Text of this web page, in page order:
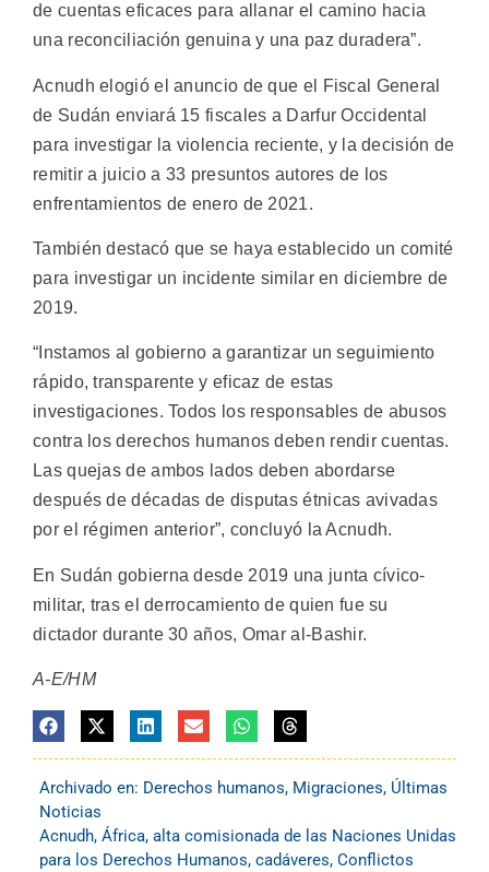
de cuentas eficaces para allanar el camino hacia
una reconciliación genuina y una paz duradera”.
Acnudh elogió el anuncio de que el Fiscal General
de Sudán enviará 15 fiscales a Darfur Occidental
para investigar la violencia reciente, y la decisión de
remitir a juicio a 33 presuntos autores de los
enfrentamientos de enero de 2021.
También destacó que se haya establecido un comité
para investigar un incidente similar en diciembre de
2019.
“Instamos al gobierno a garantizar un seguimiento
rápido, transparente y eficaz de estas
investigaciones. Todos los responsables de abusos
contra los derechos humanos deben rendir cuentas.
Las quejas de ambos lados deben abordarse
después de décadas de disputas étnicas avivadas
por el régimen anterior”, concluyó la Acnudh.
En Sudán gobierna desde 2019 una junta cívico-
militar, tras el derrocamiento de quien fue su
dictador durante 30 años, Omar al-Bashir.
A-E/HM
Archivado en: Derechos humanos, Migraciones, Últimas
Noticias
Acnudh, África, alta comisionada de las Naciones Unidas
para los Derechos Humanos, cadáveres, Conflictos